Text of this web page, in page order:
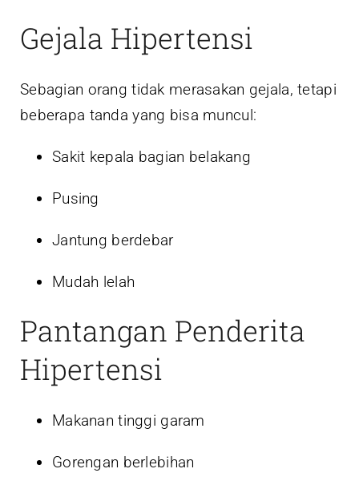
Gejala Hipertensi
Sebagian orang tidak merasakan gejala, tetapi
beberapa tanda yang bisa muncul:
Sakit kepala bagian belakang
Pusing
Jantung berdebar
Mudah lelah
Pantangan Penderita
Hipertensi
Makanan tinggi garam
Gorengan berlebihan